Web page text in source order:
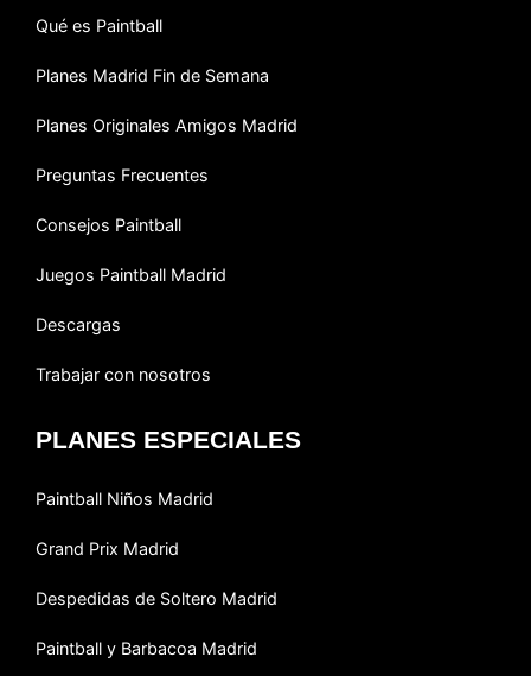
Qué es Paintball
Planes Madrid Fin de Semana
Planes Originales Amigos Madrid
Preguntas Frecuentes
Consejos Paintball
Juegos Paintball Madrid
Descargas
Trabajar con nosotros
PLANES ESPECIALES
Paintball Niños Madrid
Grand Prix Madrid
Despedidas de Soltero Madrid
Paintball y Barbacoa Madrid